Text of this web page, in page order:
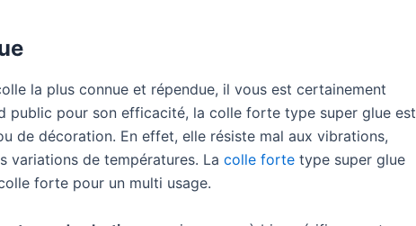
la plus connue et répendue, il vous est certainement
public pour son efficacité, la colle forte type super glue est
de décoration. En effet, elle résiste mal aux vibrations,
variations de températures. La colle forte type super glue
forte pour un multi usage.